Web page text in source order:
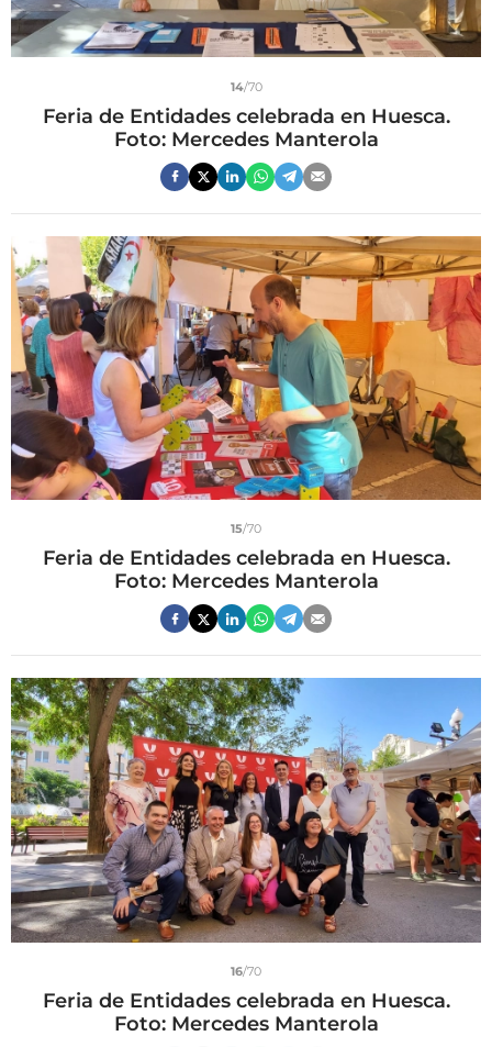
14/70
Feria de Entidades celebrada en Huesca.
Foto: Mercedes Manterola
15/70
Feria de Entidades celebrada en Huesca.
Foto: Mercedes Manterola
16/70
Feria de Entidades celebrada en Huesca.
Foto: Mercedes Manterola